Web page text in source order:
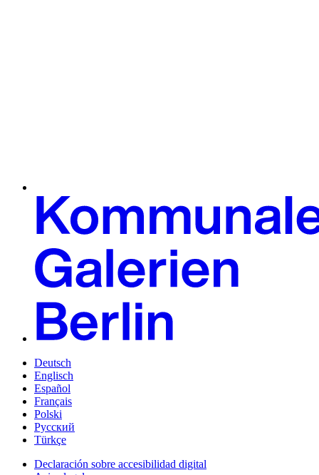
Deutsch
Englisch
Español
Français
Polski
Русский
Türkçe
Declaración sobre accesibilidad digital